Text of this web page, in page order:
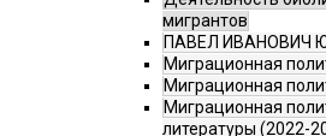
мигрантов
ПАВЕЛ ИВАНОВИЧ
Миграционная
Миграционная
Миграционная
литературы (2022-